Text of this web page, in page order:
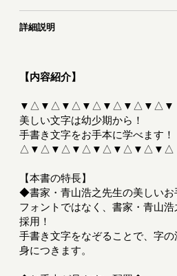
詳細説明
【内容紹介】
▼△▼△▼△▼△▼△▼△▼△▼
美しい文字は幼少期から！
手書き文字をお手本に学べます！
△▼△▼△▼△▼△▼△▼△▼△
【本書の特長】
◆書家・青山浩之先生の美しい
フォントではなく、書家・青山
採用！
手書き文字をなぞることで、字
身につきます。